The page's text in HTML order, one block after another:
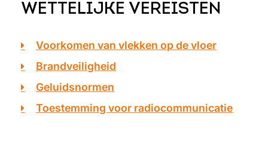
WETTELIJKE VEREISTEN
Voorkomen van vlekken op de vloer
Brandveiligheid
Geluidsnormen
Toestemming voor radiocommunicatie